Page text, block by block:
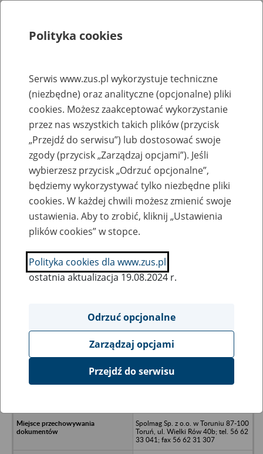
Rejestry, ewidencje i archiwa
Baza zlikwidowanych lub
przekształconych zakładów pracy
Nazwa zakładu pracy:
SZUKAJ
Ukryj wszystkie pozycje bazy
Biuro Usług i Doradztwa LEX et
Spolmag Sp. z o.o. w Toruniu 87-100
Toruń, ul. Wielki Rów 40b; tel. 56 62
33 041; fax 56 62 31 307
Polityka cookies
Serwis www.zus.pl wykorzystuje techniczne
(niezbędne) oraz analityczne (opcjonalne) pliki
cookies. Możesz zaakceptować wykorzystanie
przez nas wszystkich takich plików (przycisk
„Przejdź do serwisu”) lub dostosować swoje
zgody (przycisk „Zarządzaj opcjami”). Jeśli
wybierzesz przycisk „Odrzuć opcjonalne”,
będziemy wykorzystywać tylko niezbędne pliki
cookies. W każdej chwili możesz zmienić swoje
ustawienia. Aby to zrobić, kliknij „Ustawienia
plików cookies” w stopce.
Polityka cookies dla www.zus.pl
ostatnia aktualizacja 19.08.2024 r.
Odrzuć opcjonalne
Zarządzaj opcjami
Przejdź do serwisu